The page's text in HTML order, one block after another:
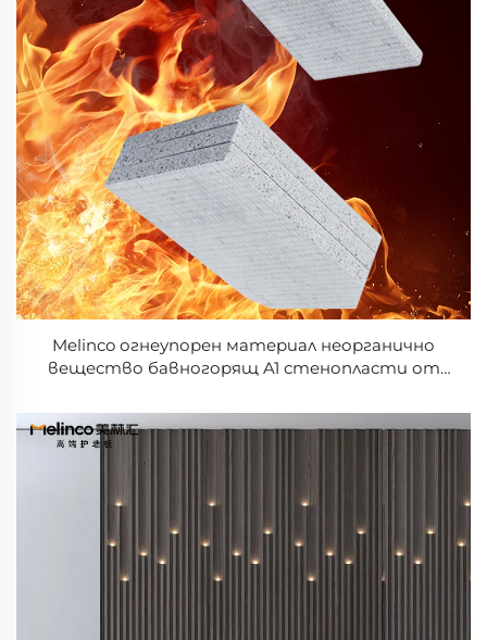
Melinco огнеупорен материал неорганично
вещество бавногорящ A1 стенопласти от
влакнест плосък материал